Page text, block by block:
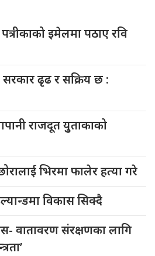
इमेलमा पठाए रवि
सरकार ढृढ र सक्रिय छ :
राजदूत युुताकाको
भिरमा फालेर हत्या गरे
विकास सिक्दै
वातावरण संरक्षणका लागि